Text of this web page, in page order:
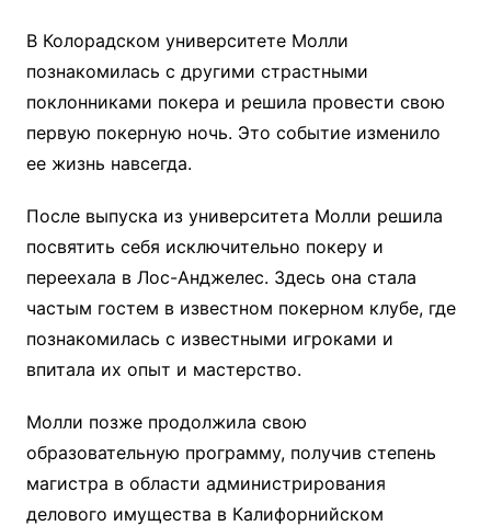
В Колорадском университете Молли
познакомилась с другими страстными
поклонниками покера и решила провести свою
первую покерную ночь. Это событие изменило
ее жизнь навсегда.
После выпуска из университета Молли решила
посвятить себя исключительно покеру и
переехала в Лос-Анджелес. Здесь она стала
частым гостем в известном покерном клубе, где
познакомилась с известными игроками и
впитала их опыт и мастерство.
Молли позже продолжила свою
образовательную программу, получив степень
магистра в области администрирования
делового имущества в Калифорнийском